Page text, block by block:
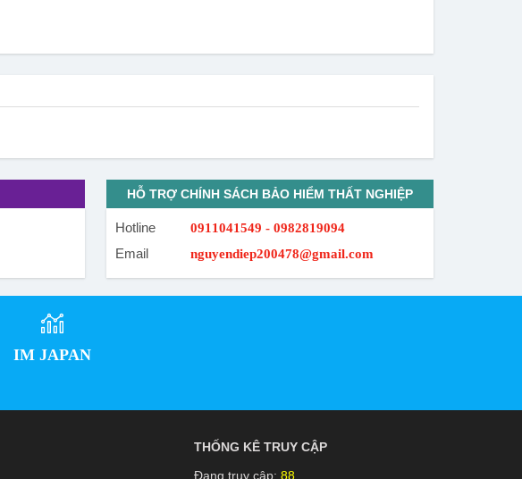
HỖ TRỢ CHÍNH SÁCH BẢO HIỂM THẤT NGHIỆP
Hotline 0911041549 - 0982819094
Email nguyendiep200478@gmail.com
IM JAPAN
THỐNG KÊ TRUY CẬP
Đang truy cập: 88